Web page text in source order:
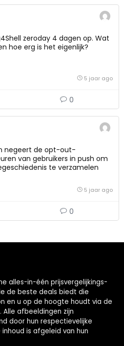
zeroday 4 dagen op. Wat
hoe erg is het eigenlijk?
5 jaar ago
0
negeert de opt-out-
van gebruikers in push om
te verzamelen
5 jaar ago
0
alles-in-één prijsvergelijkings-
de beste deals biedt die
en u op de hoogte houdt via de
afbeeldingen zijn
door hun respectievelijke
is afgeleid van hun